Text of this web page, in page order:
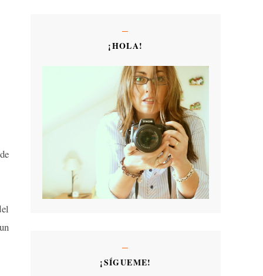
¡HOLA!
¡SÍGUEME!